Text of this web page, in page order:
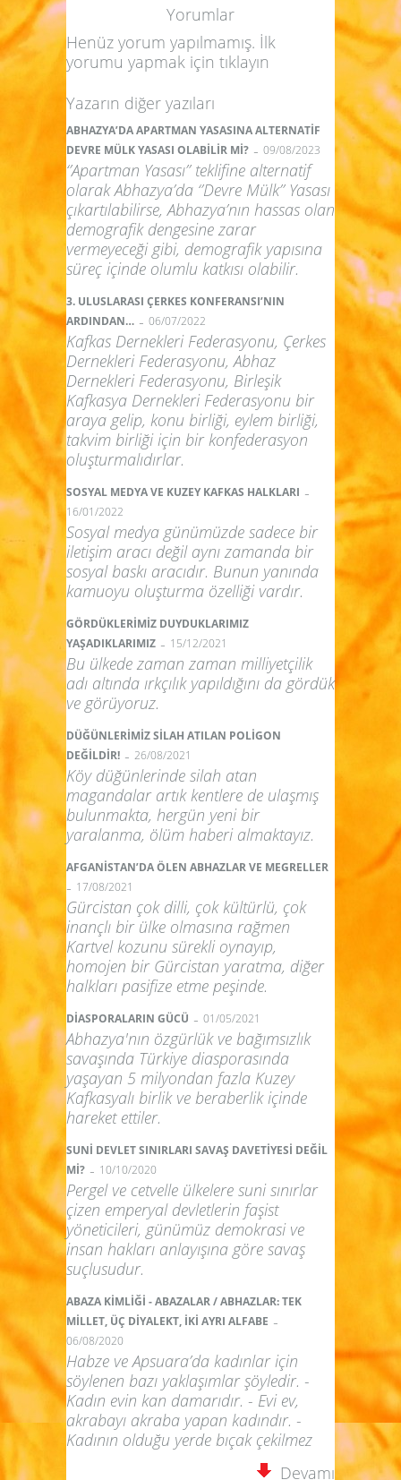
Yorumlar
Henüz yorum yapılmamış. İlk
yorumu yapmak için tıklayın
Yazarın diğer yazıları
ABHAZYA’DA APARTMAN YASASINA ALTERNATİF
DEVRE MÜLK YASASI OLABİLİR Mİ? - 09/08/2023
‘’Apartman Yasası’’ teklifine alternatif
olarak Abhazya’da ‘’Devre Mülk’’ Yasası
çıkartılabilirse, Abhazya’nın hassas olan
demografik dengesine zarar
vermeyeceği gibi, demografik yapısına
süreç içinde olumlu katkısı olabilir.
3. ULUSLARASI ÇERKES KONFERANSI’NIN
ARDINDAN… - 06/07/2022
Kafkas Dernekleri Federasyonu, Çerkes
Dernekleri Federasyonu, Abhaz
Dernekleri Federasyonu, Birleşik
Kafkasya Dernekleri Federasyonu bir
araya gelip, konu birliği, eylem birliği,
takvim birliği için bir konfederasyon
oluşturmalıdırlar.
SOSYAL MEDYA VE KUZEY KAFKAS HALKLARI -
16/01/2022
Sosyal medya günümüzde sadece bir
iletişim aracı değil aynı zamanda bir
sosyal baskı aracıdır. Bunun yanında
kamuoyu oluşturma özelliği vardır.
GÖRDÜKLERİMİZ DUYDUKLARIMIZ
YAŞADIKLARIMIZ - 15/12/2021
Bu ülkede zaman zaman milliyetçilik
adı altında ırkçılık yapıldığını da gördük
ve görüyoruz.
DÜĞÜNLERİMİZ SİLAH ATILAN POLİGON
DEĞİLDİR! - 26/08/2021
Köy düğünlerinde silah atan
magandalar artık kentlere de ulaşmış
bulunmakta, hergün yeni bir
yaralanma, ölüm haberi almaktayız.
AFGANİSTAN’DA ÖLEN ABHAZLAR VE MEGRELLER
- 17/08/2021
Gürcistan çok dilli, çok kültürlü, çok
inançlı bir ülke olmasına rağmen
Kartvel kozunu sürekli oynayıp,
homojen bir Gürcistan yaratma, diğer
halkları pasifize etme peşinde.
DİASPORALARIN GÜCÜ - 01/05/2021
Abhazya'nın özgürlük ve bağımsızlık
savaşında Türkiye diasporasında
yaşayan 5 milyondan fazla Kuzey
Kafkasyalı birlik ve beraberlik içinde
hareket ettiler.
SUNİ DEVLET SINIRLARI SAVAŞ DAVETİYESİ DEĞİL
Mİ? - 10/10/2020
Pergel ve cetvelle ülkelere suni sınırlar
çizen emperyal devletlerin faşist
yöneticileri, günümüz demokrasi ve
insan hakları anlayışına göre savaş
suçlusudur.
ABAZA KİMLİĞİ - ABAZALAR / ABHAZLAR: TEK
MİLLET, ÜÇ DİYALEKT, İKİ AYRI ALFABE -
06/08/2020
Habze ve Apsuara’da kadınlar için
söylenen bazı yaklaşımlar şöyledir. -
Kadın evin kan damarıdır. - Evi ev,
akrabayı akraba yapan kadındır. -
Kadının olduğu yerde bıçak çekilmez
Devamı